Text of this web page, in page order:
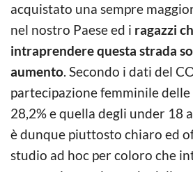
acquistato una sempre
nel nostro Paese ed i ragazzi
intraprendere questa strada
aumento. Secondo i dati del
partecipazione femminile
28,2% e quella degli under 18
è dunque piuttosto chiaro ed
studio ad hoc per coloro che